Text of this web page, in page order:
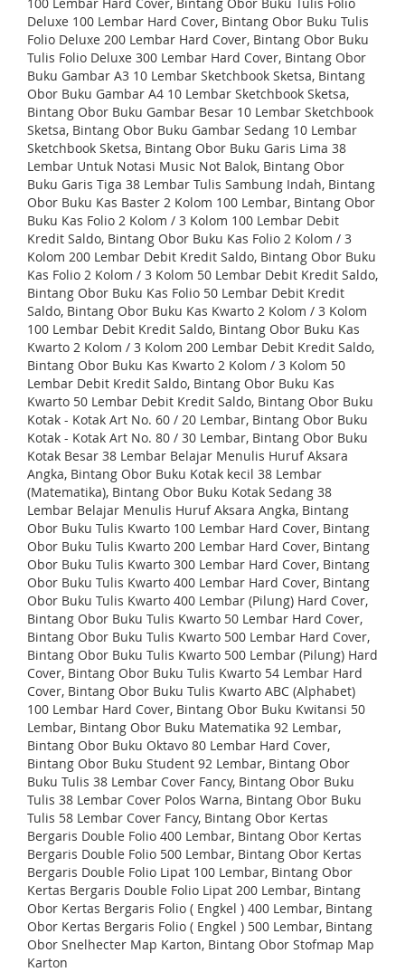
Deluxe 100 Lembar Hard Cover, Bintang Obor Buku Tulis
Folio Deluxe 200 Lembar Hard Cover, Bintang Obor Buku
Tulis Folio Deluxe 300 Lembar Hard Cover, Bintang Obor
Buku Gambar A3 10 Lembar Sketchbook Sketsa, Bintang
Obor Buku Gambar A4 10 Lembar Sketchbook Sketsa,
Bintang Obor Buku Gambar Besar 10 Lembar Sketchbook
Sketsa, Bintang Obor Buku Gambar Sedang 10 Lembar
Sketchbook Sketsa, Bintang Obor Buku Garis Lima 38
Lembar Untuk Notasi Music Not Balok, Bintang Obor
Buku Garis Tiga 38 Lembar Tulis Sambung Indah, Bintang
Obor Buku Kas Baster 2 Kolom 100 Lembar, Bintang Obor
Buku Kas Folio 2 Kolom / 3 Kolom 100 Lembar Debit
Kredit Saldo, Bintang Obor Buku Kas Folio 2 Kolom / 3
Kolom 200 Lembar Debit Kredit Saldo, Bintang Obor Buku
Kas Folio 2 Kolom / 3 Kolom 50 Lembar Debit Kredit Saldo,
Bintang Obor Buku Kas Folio 50 Lembar Debit Kredit
Saldo, Bintang Obor Buku Kas Kwarto 2 Kolom / 3 Kolom
100 Lembar Debit Kredit Saldo, Bintang Obor Buku Kas
Kwarto 2 Kolom / 3 Kolom 200 Lembar Debit Kredit Saldo,
Bintang Obor Buku Kas Kwarto 2 Kolom / 3 Kolom 50
Lembar Debit Kredit Saldo, Bintang Obor Buku Kas
Kwarto 50 Lembar Debit Kredit Saldo, Bintang Obor Buku
Kotak - Kotak Art No. 60 / 20 Lembar, Bintang Obor Buku
Kotak - Kotak Art No. 80 / 30 Lembar, Bintang Obor Buku
Kotak Besar 38 Lembar Belajar Menulis Huruf Aksara
Angka, Bintang Obor Buku Kotak kecil 38 Lembar
(Matematika), Bintang Obor Buku Kotak Sedang 38
Lembar Belajar Menulis Huruf Aksara Angka, Bintang
Obor Buku Tulis Kwarto 100 Lembar Hard Cover, Bintang
Obor Buku Tulis Kwarto 200 Lembar Hard Cover, Bintang
Obor Buku Tulis Kwarto 300 Lembar Hard Cover, Bintang
Obor Buku Tulis Kwarto 400 Lembar Hard Cover, Bintang
Obor Buku Tulis Kwarto 400 Lembar (Pilung) Hard Cover,
Bintang Obor Buku Tulis Kwarto 50 Lembar Hard Cover,
Bintang Obor Buku Tulis Kwarto 500 Lembar Hard Cover,
Bintang Obor Buku Tulis Kwarto 500 Lembar (Pilung) Hard
Cover, Bintang Obor Buku Tulis Kwarto 54 Lembar Hard
Cover, Bintang Obor Buku Tulis Kwarto ABC (Alphabet)
100 Lembar Hard Cover, Bintang Obor Buku Kwitansi 50
Lembar, Bintang Obor Buku Matematika 92 Lembar,
Bintang Obor Buku Oktavo 80 Lembar Hard Cover,
Bintang Obor Buku Student 92 Lembar, Bintang Obor
Buku Tulis 38 Lembar Cover Fancy, Bintang Obor Buku
Tulis 38 Lembar Cover Polos Warna, Bintang Obor Buku
Tulis 58 Lembar Cover Fancy, Bintang Obor Kertas
Bergaris Double Folio 400 Lembar, Bintang Obor Kertas
Bergaris Double Folio 500 Lembar, Bintang Obor Kertas
Bergaris Double Folio Lipat 100 Lembar, Bintang Obor
Kertas Bergaris Double Folio Lipat 200 Lembar, Bintang
Obor Kertas Bergaris Folio ( Engkel ) 400 Lembar, Bintang
Obor Kertas Bergaris Folio ( Engkel ) 500 Lembar, Bintang
Obor Snelhecter Map Karton, Bintang Obor Stofmap Map
Karton